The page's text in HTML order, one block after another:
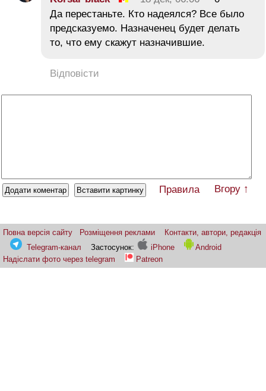
Да перестаньте. Кто надеялся? Все было
предсказуемо. Назначенец будет делать
то, что ему скажут назначившие.
Відповісти
Правила Вгору ↑
Повна версія сайту Розміщення реклами
Контакти, автори, редакція
Telegram-канал
Застосунок: iPhone
Android
Надіслати фото через telegram
Patreon